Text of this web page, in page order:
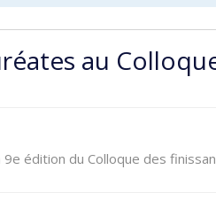
au
édition du Colloque des